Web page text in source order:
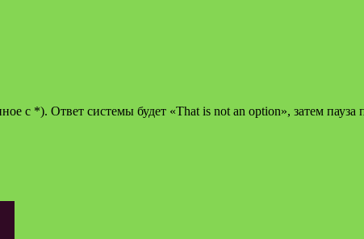
с *). Ответ системы будет «That is not an option», затем